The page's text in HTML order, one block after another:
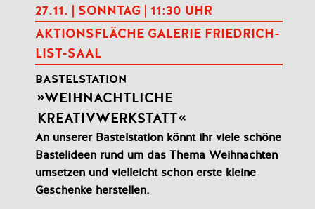
27.11. | SONNTAG | 11:30 UHR
AKTIONSFLÄCHE GALERIE FRIEDRICH-
LIST-SAAL
BASTELSTATION
WEIHNACHTLICHE
KREATIVWERKSTATT
An unserer Bastelstation könnt ihr viele schöne
Bastelideen rund um das Thema Weihnachten
umsetzen und vielleicht schon erste kleine
Geschenke herstellen.